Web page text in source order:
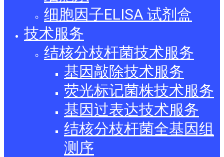
细胞因子ELISA 试剂盒
技术服务
结核分枝杆菌技术服务
基因敲除技术服务
荧光标记菌株技术服务
基因过表达技术服务
结核分枝杆菌全基因组
测序